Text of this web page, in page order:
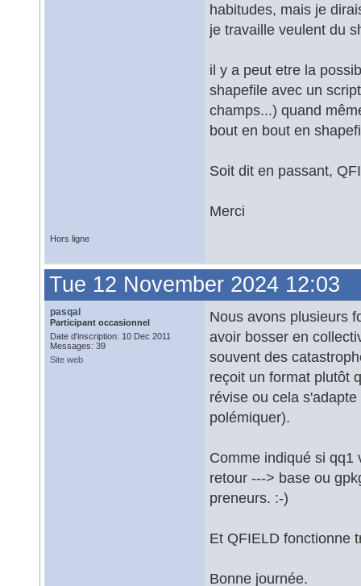
habitudes, mais je
je travaille veulent du
il y a peut etre la
shapefile avec un
champs...) quand
bout en bout en
Soit dit en passant,
Merci
Hors ligne
Tue 12 November 2024 12:03
pasqal
Participant occasionnel
Date d'inscription: 10 Dec 2011
Messages: 39
Site web
Nous avons plusieurs
avoir bosser en
souvent des
reçoit un format plutôt
révise ou cela
polémiquer).
Comme indiqué si qq1
retour ---> base ou
preneurs. :-)
Et QFIELD fonctionne
Bonne journée.